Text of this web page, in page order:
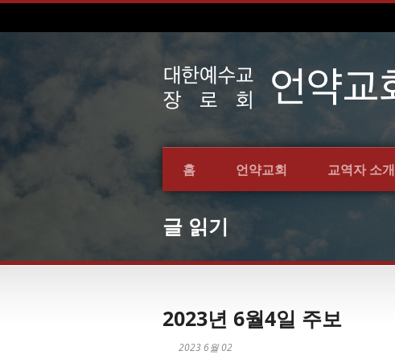
홈 언약교회 교역자 소개
글 읽기
2023년 6월4일 주보
2023 6월 02